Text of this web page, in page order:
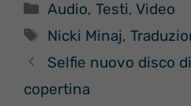
Categorie
Audio,Testi,Video
Tag
Nicki Minaj,
Selfie nuovo disco
copertina